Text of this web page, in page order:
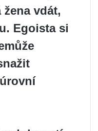
žena vdát,
Egoista si